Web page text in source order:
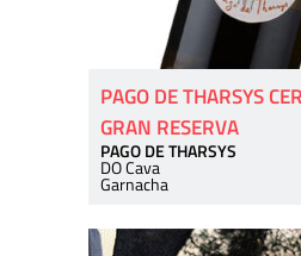
PAGO DE THARSYS
GRAN RESERVA
PAGO DE THARSYS
DO Cava
Garnacha